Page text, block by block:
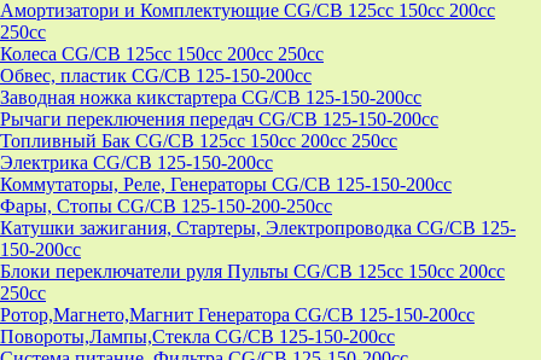
Амортизатори и Комплектующие CG/CB 125cc 150cc 200cc
250cc
Колеса CG/CB 125cc 150cc 200cc 250cc
Обвес, пластик CG/CB 125-150-200cc
Заводная ножка кикстартера CG/CB 125-150-200cc
Рычаги переключения передач CG/CB 125-150-200cc
Топливный Бак CG/CB 125cc 150cc 200cc 250cc
Электрика CG/CB 125-150-200cc
Коммутаторы, Реле, Генераторы CG/CB 125-150-200cc
Фары, Стопы CG/CB 125-150-200-250cc
Катушки зажигания, Стартеры, Электропроводка CG/CB 125-
150-200cc
Блоки переключатели руля Пульты CG/CB 125cc 150cc 200cc
250cc
Ротор,Магнето,Магнит Генератора CG/CB 125-150-200cc
Повороты,Лампы,Стекла CG/CB 125-150-200cc